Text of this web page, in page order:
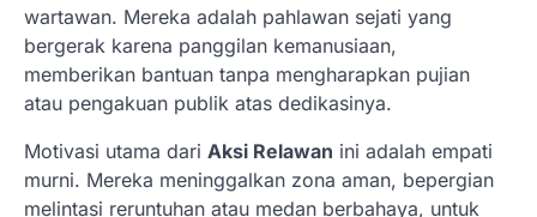
wartawan. Mereka adalah pahlawan sejati yang
bergerak karena panggilan kemanusiaan,
memberikan bantuan tanpa mengharapkan pujian
atau pengakuan publik atas dedikasinya.
Motivasi utama dari Aksi Relawan ini adalah empati
murni. Mereka meninggalkan zona aman, bepergian
melintasi reruntuhan atau medan berbahaya, untuk